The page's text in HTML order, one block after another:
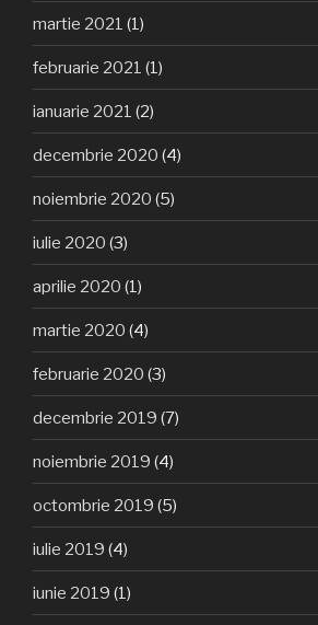
martie 2021 (1)
februarie 2021 (1)
ianuarie 2021 (2)
decembrie 2020 (4)
noiembrie 2020 (5)
iulie 2020 (3)
aprilie 2020 (1)
martie 2020 (4)
februarie 2020 (3)
decembrie 2019 (7)
noiembrie 2019 (4)
octombrie 2019 (5)
iulie 2019 (4)
iunie 2019 (1)